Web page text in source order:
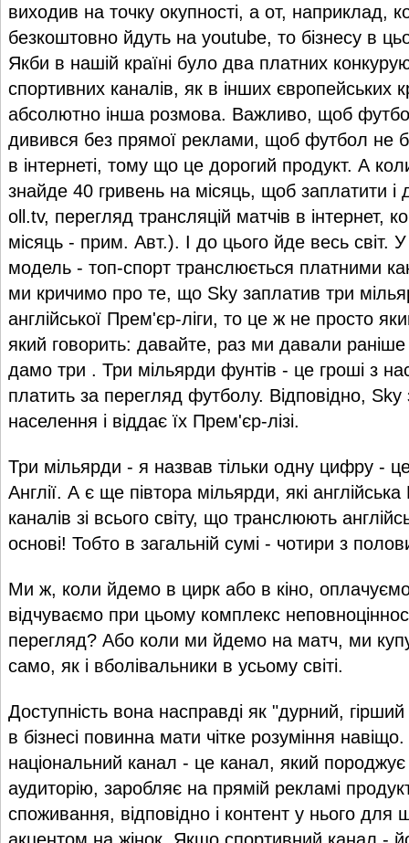
виходив на точку окупності, а от, наприклад,
безкоштовно йдуть на youtube, то бізнесу в
Якби в нашій країні було два платних
спортивних каналів, як в інших європейських
абсолютно інша розмова. Важливо, щоб
дивився без прямої реклами, щоб футбол не
в інтернеті, тому що це дорогий продукт. А
знайде 40 гривень на місяць, щоб заплатити і
oll.tv, перегляд трансляцій матчів в інтернет,
місяць - прим. Авт.). І до цього йде весь світ. У
модель - топ-спорт транслюється платними
ми кричимо про те, що Sky заплатив три
англійської Прем'єр-ліги, то це ж не просто
який говорить: давайте, раз ми давали
дамо три . Три мільярди фунтів - це гроші з
платить за перегляд футболу. Відповідно, Sky
населення і віддає їх Прем'єр-лізі.
Три мільярди - я назвав тільки одну цифру -
Англії. А є ще півтора мільярди, які
каналів зі всього світу, що транслюють
основі! Тобто в загальній сумі - чотири з
Ми ж, коли йдемо в цирк або в кіно,
відчуваємо при цьому комплекс
перегляд? Або коли ми йдемо на матч, ми
само, як і вболівальники в усьому світі.
Доступність вона насправді як "дурний, гірший
в бізнесі повинна мати чітке розуміння
національний канал - це канал, який
аудиторію, заробляє на прямій рекламі
споживання, відповідно і контент у нього для